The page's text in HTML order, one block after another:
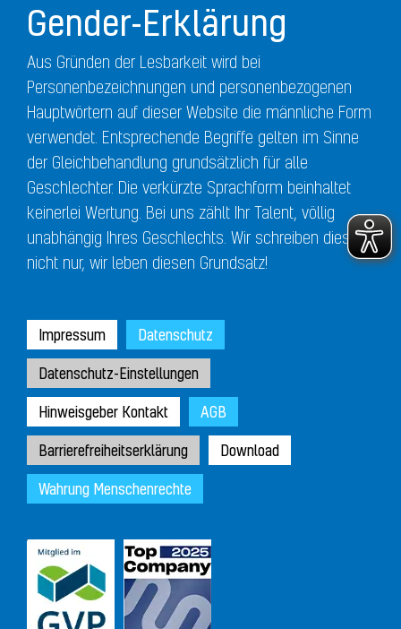
Gender-Erklärung
Aus Gründen der Lesbarkeit wird bei
Personenbezeichnungen und personenbezogenen
Hauptwörtern auf dieser Website die männliche Form
verwendet. Entsprechende Begriffe gelten im Sinne
der Gleichbehandlung grundsätzlich für alle
Geschlechter. Die verkürzte Sprachform beinhaltet
keinerlei Wertung. Bei uns zählt Ihr Talent, völlig
unabhängig Ihres Geschlechts. Wir schreiben dies
nicht nur, wir leben diesen Grundsatz!
Impressum Datenschutz
Datenschutz-Einstellungen
Hinweisgeber Kontakt AGB
Barrierefreiheitserklärung Download
Wahrung Menschenrechte